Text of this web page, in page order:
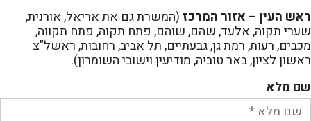
ראש העין – אזור המרכז (המשרת גם את אריאל, אורנית,
שערי תקוה, אלעד, שהם, שוהם, פתח תקוה, פתח תקווה,
מכבים, רעות, רמת גן, גבעתיים, תל אביב, רחובות, ראשל"צ
ראשון לציון, באר טוביה, מודיעין וישובי השומרון).
שם מלא